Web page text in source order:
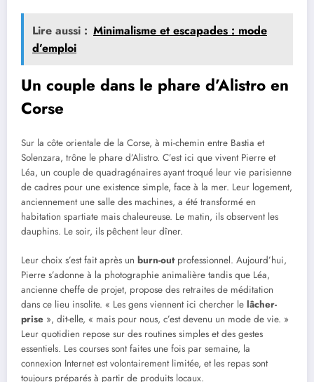
Lire aussi : Minimalisme et escapades : mode
d’emploi
Un couple dans le phare d’Alistro en
Corse
Sur la côte orientale de la Corse, à mi-chemin entre Bastia et
Solenzara, trône le phare d’Alistro. C’est ici que vivent Pierre et
Léa, un couple de quadragénaires ayant troqué leur vie parisienne
de cadres pour une existence simple, face à la mer. Leur logement,
anciennement une salle des machines, a été transformé en
habitation spartiate mais chaleureuse. Le matin, ils observent les
dauphins. Le soir, ils pêchent leur dîner.
Leur choix s’est fait après un burn-outprofessionnel. Aujourd’hui,
Pierre s’adonne à la photographie animalière tandis que Léa,
ancienne cheffe de projet, propose des retraites de méditation
dans ce lieu insolite. « Les gens viennent ici chercher le lâcher-
prise », dit-elle, « mais pour nous, c’est devenu un mode de vie. »
Leur quotidien repose sur des routines simples et des gestes
essentiels. Les courses sont faites une fois par semaine, la
connexion Internet est volontairement limitée, et les repas sont
toujours préparés à partir de produits locaux.